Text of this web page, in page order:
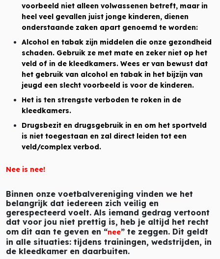
voorbeeld niet alleen volwassenen betreft, maar in
heel veel gevallen juist jonge kinderen, dienen
onderstaande zaken apart genoemd te worden:
Alcohol en tabak zijn middelen die onze gezondheid
schaden. Gebruik ze met mate en zeker niet op het
veld of in de kleedkamers. Wees er van bewust dat
het gebruik van alcohol en tabak in het bijzijn van
jeugd een slecht voorbeeld is voor de kinderen.
Het is ten strengste verboden te roken in de
kleedkamers.
Drugsbezit en drugsgebruik in en om het sportveld
is niet toegestaan en zal direct leiden tot een
veld/complex verbod.
Nee is nee!
Binnen onze voetbalvereniging vinden we het
belangrijk dat iedereen zich veilig en
gerespecteerd voelt. Als iemand gedrag vertoont
dat voor jou niet prettig is, heb je altijd het recht
om dit aan te geven en “nee” te zeggen. Dit geldt
in alle situaties: tijdens trainingen, wedstrijden, in
de kleedkamer en daarbuiten.